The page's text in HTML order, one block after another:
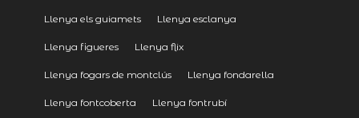
Llenya els guiamets Llenya esclanya
Llenya figueres Llenya flix
Llenya fogars de montclús Llenya fondarella
Llenya fontcoberta Llenya fontrubí